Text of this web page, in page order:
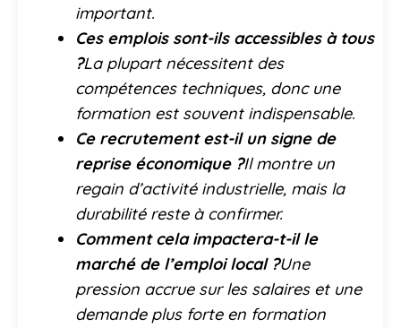
important.
Ces emplois sont-ils accessibles à tous
?La plupart nécessitent des
compétences techniques, donc une
formation est souvent indispensable.
Ce recrutement est-il un signe de
reprise économique ?Il montre un
regain d’activité industrielle, mais la
durabilité reste à confirmer.
Comment cela impactera-t-il le
marché de l’emploi local ?Une
pression accrue sur les salaires et une
demande plus forte en formation